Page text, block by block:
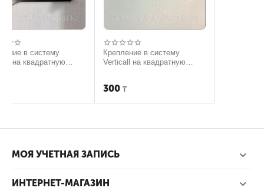
Крепление в систему
Verticall на квадратную
МОЯ УЧЕТНАЯ ЗАПИСЬ
ИНТЕРНЕТ-МАГАЗИН